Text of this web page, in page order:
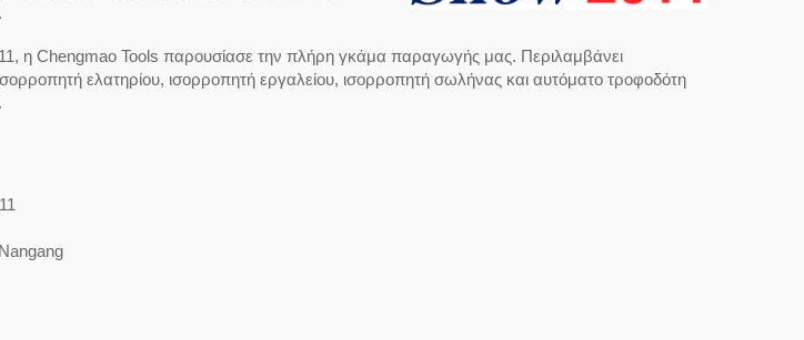
η Chengmao Tools παρουσίασε την πλήρη γκάμα παραγωγής μας. Περιλαμβάνει
ελατηρίου, ισορροπητή εργαλείου, ισορροπητή σωλήνας και αυτόματο τροφοδότη